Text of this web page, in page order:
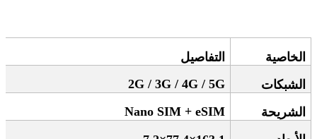
الخاصية
التفاصيل
الشبكات
2G / 3G / 4G / 5G
الشريحة
Nano SIM + eSIM